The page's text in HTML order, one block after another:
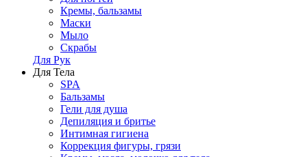
Кремы, бальзамы
Маски
Мыло
Скрабы
Для Рук
Для Тела
SPA
Бальзамы
Гели для душа
Депиляция и бритье
Интимная гигиена
Коррекция фигуры, грязи